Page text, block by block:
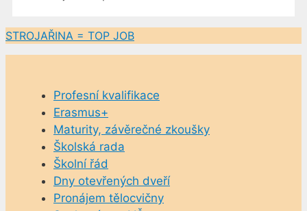
STROJAŘINA = TOP JOB
Profesní kvalifikace
Erasmus+
Maturity, závěrečné zkoušky
Školská rada
Školní řád
Dny otevřených dveří
Pronájem tělocvičny